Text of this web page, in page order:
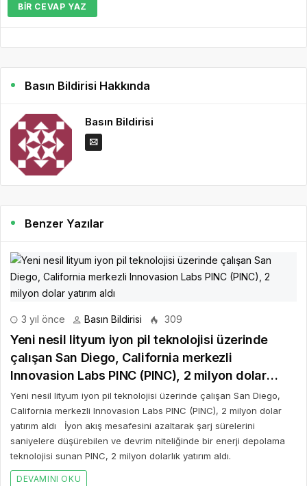
BIR CEVAP YAZ
Basın Bildirisi Hakkında
Basın Bildirisi
Benzer Yazılar
3 yıl önce Basın Bildirisi 309
Yeni nesil lityum iyon pil teknolojisi üzerinde
çalışan San Diego, California merkezli
Innovasion Labs PINC (PINC), 2 milyon dolar
yatırım aldı
Yeni nesil lityum iyon pil teknolojisi üzerinde çalışan San Diego,
California merkezli Innovasion Labs PINC (PINC), 2 milyon dolar
yatırım aldı İyon akış mesafesini azaltarak şarj sürelerini
saniyelere düşürebilen ve devrim niteliğinde bir enerji depolama
teknolojisi sunan PINC, 2 milyon dolarlık yatırım aldı.
DEVAMINI OKU